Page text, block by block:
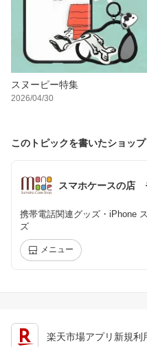
スヌーピー特集
2026/04/30
このトピックを書いたショップ
スマホケースの店
携帯電話関連グッズ・iPhone
ズ
メニュー
楽天市場アプリ新規利